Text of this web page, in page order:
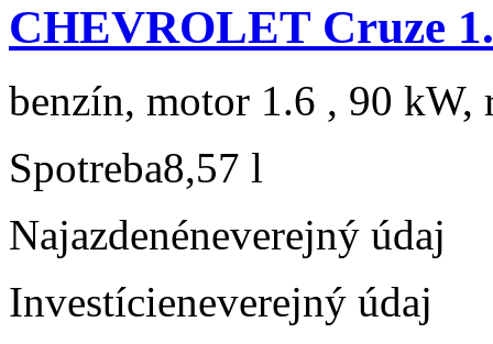
CHEVROLET Cruze
benzín, motor 1.6 , 90 kW,
Spotreba8,57 l
Najazdenéneverejný údaj
Investícieneverejný údaj